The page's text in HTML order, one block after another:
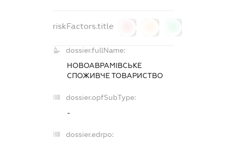
riskFactors.title
dossier.fullName:
НОВОАВРАМІВСЬКЕ
СПОЖИВЧЕ ТОВАРИСТВО
dossier.opfSubType:
-
dossier.edrpo: